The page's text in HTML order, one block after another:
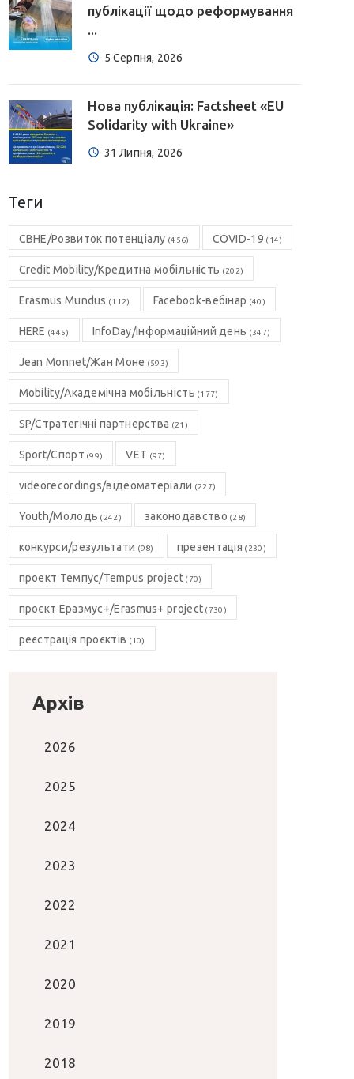
публікації щодо реформування
...
5 Серпня, 2026
Нова публікація: Factsheet «EU
Solidarity with Ukraine»
31 Липня, 2026
Теги
CBHE/Розвиток потенціалу (456) COVID-19 (14)
Credit Mobility/Кредитна мобільність (202)
Erasmus Mundus (112) Facebook-вебінар (40)
HERE (445) InfoDay/Інформаційний день (347)
Jean Monnet/Жан Моне (593)
Mobility/Академічна мобільність (177)
SP/Стратегічні партнерства (21)
Sport/Спорт (99) VET (97)
videorecordings/відеоматеріали (227)
Youth/Молодь (242) законодавство (28)
конкурси/результати (98) презентація (230)
проект Темпус/Tempus project(70)
проєкт Еразмус+/Erasmus+ project (730)
реєстрація проєктів (10)
Архів
2026
2025
2024
2023
2022
2021
2020
2019
2018